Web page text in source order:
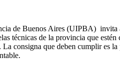
de Buenos Aires (UIPBA) invita
técnicas de la provincia que
consigna que deben cumplir es